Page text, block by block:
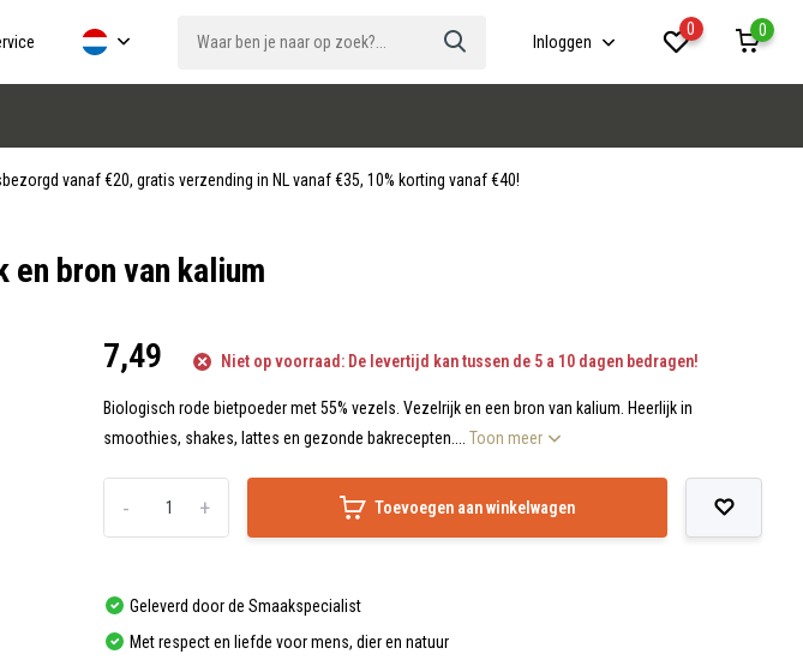
Inloggen
0
0
vanaf €20, gratis verzending in NL vanaf €35, 10% korting vanaf €40!
bron van kalium
7,49 Niet op voorraad: De levertijd kan tussen de 5 a 10 dagen bedragen!
Biologisch rode bietpoeder met 55% vezels. Vezelrijk en een bron van kalium. Heerlijk in
smoothies, shakes, lattes en gezonde bakrecepten....Toon meer
+
- Toevoegen aan winkelwagen
Geleverd door de Smaakspecialist
Met respect en liefde voor mens, dier en natuur